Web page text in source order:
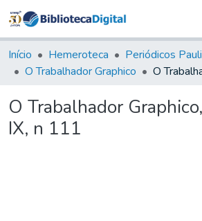
&
Coleções
Tudo na
Digital
Início Hemeroteca
Periódicos
O Trabalhador Graphico
O Trabalhador
IX, n 111